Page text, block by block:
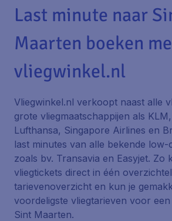
Last minute naar
Maarten boeken
vliegwinkel.nl
Vliegwinkel.nl verkoopt naast alle
grote vliegmaatschappijen als
Lufthansa, Singapore Airlines en
last minutes van alle bekende low-
zoals bv. Transavia en Easyjet. Zo
vliegtickets direct in één
tarievenoverzicht en kun je
voordeligste vliegtarieven voor
Sint Maarten.